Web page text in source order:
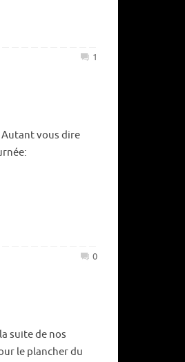
1
vous dire
0
suite de nos
le plancher du